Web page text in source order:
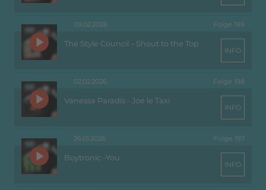
09.02.2026 Folge 199
The Style Council – Shout to the Top
INFO
02.02.2026 Folge 198
Vanessa Paradis - Joe le Taxi
INFO
26.01.2026 Folge 197
Boytronic -You
INFO